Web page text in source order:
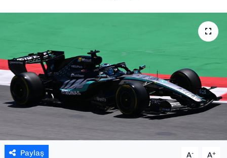
Paylaş A- A+
TEKNOLOJİ
YEREL YÖNETİMLER